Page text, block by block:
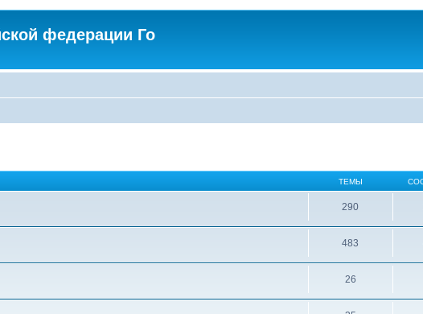
федерации Го
ТЕМЫ
290
483
26